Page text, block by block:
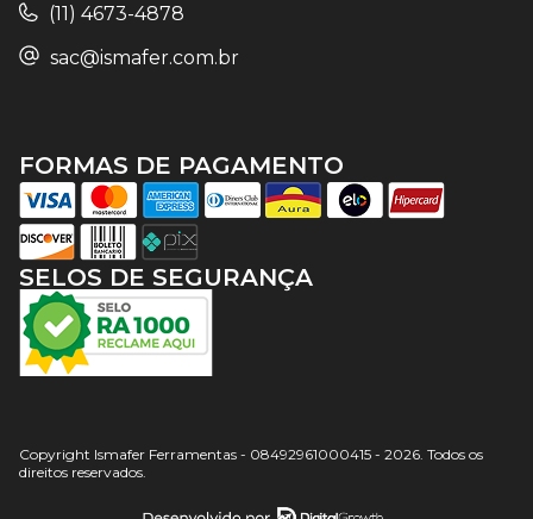
(11) 4673-4878
sac@ismafer.com.br
SELOS DE SEGURANÇA
FORMAS DE PAGAMENTO
Copyright Ismafer Ferramentas - 08492961000415 - 2026. Todos os
direitos reservados.